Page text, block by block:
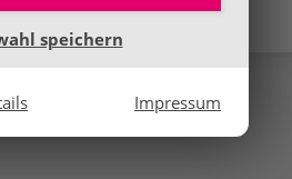
speichern
Impressum
uns auf dich!